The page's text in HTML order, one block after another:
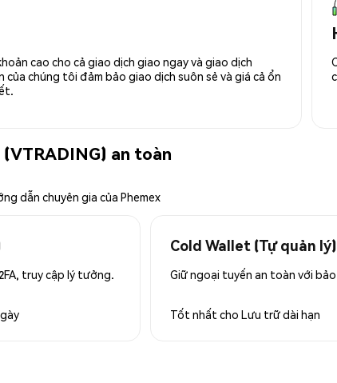
cao cho cả giao dịch giao ngay và giao dịch
chúng tôi đảm bảo giao dịch suôn sẻ và giá cả ổn
an toàn
dẫn chuyên gia của Phemex
truy cập lý tưởng.
Cold Wallet (Tự quản lý)
Giữ ngoại tuyến an toàn với bảo
Tốt nhất cho Lưu trữ dài hạn